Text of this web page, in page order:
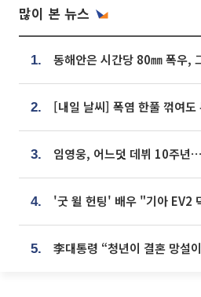
많이 본 뉴스
1.
2.
3.
4.
5.